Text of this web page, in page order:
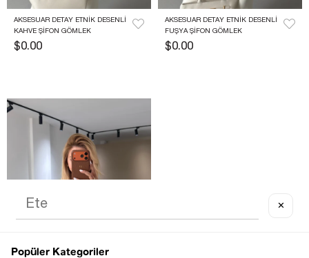
AKSESUAR DETAY ETNIK DESENLI
KAHVE ŞIFON GÖMLEK
$0.00
AKSESUAR DETAY ETNIK DESENLI
FUŞYA ŞIFON GÖMLEK
$0.00
✕
Popüler Kategoriler